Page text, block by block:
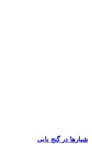
شیارها در گنج یابی